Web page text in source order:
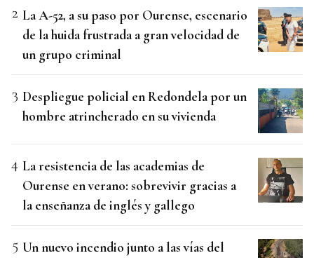
La A-52, a su paso por Ourense, escenario
de la huida frustrada a gran velocidad de
un grupo criminal
Despliegue policial en Redondela por un
hombre atrincherado en su vivienda
La resistencia de las academias de
Ourense en verano: sobrevivir gracias a
la enseñanza de inglés y gallego
Un nuevo incendio junto a las vías del